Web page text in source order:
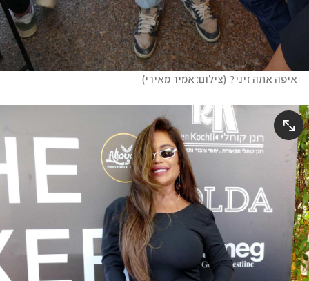
איפה אתה זיני? (צילום: אמיר מאירי)